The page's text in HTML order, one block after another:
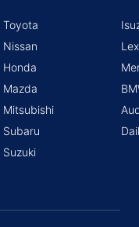
Toyota
Nissan
Honda
Mazda
Mitsubishi
Subaru
Suzuki